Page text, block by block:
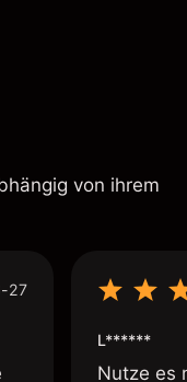
von ihrem
27
L******
Nutze es